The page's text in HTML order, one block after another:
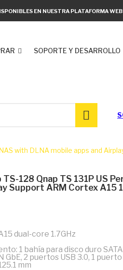
EN NUESTRA PLATAFORMA WEB
SOPORTE Y DESARROLLO
with DLNA mobile apps and
128 Qnap TS 131P US
Support ARM Cortex A15
dual-core 1.7GHz
1 bahía para disco duro
2 puertos USB 3.0, 1 puerto
mm